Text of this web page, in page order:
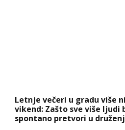
Letnje večeri u gradu više
vikend: Zašto sve više ljudi
spontano pretvori u